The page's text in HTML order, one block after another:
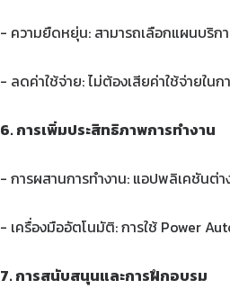
- ความยืดหยุ่น: สามารถเลือกแผนบริก
- ลดค่าใช้จ่าย: ไม่ต้องเสียค่าใช้จ่ายใ
6. การเพิ่มประสิทธิภาพการทำงาน
- การผสานการทำงาน: แอปพลิเคชันต่า
- เครื่องมืออัตโนมัติ: การใช้ Power
7. การสนับสนุนและการฝึกอบรม